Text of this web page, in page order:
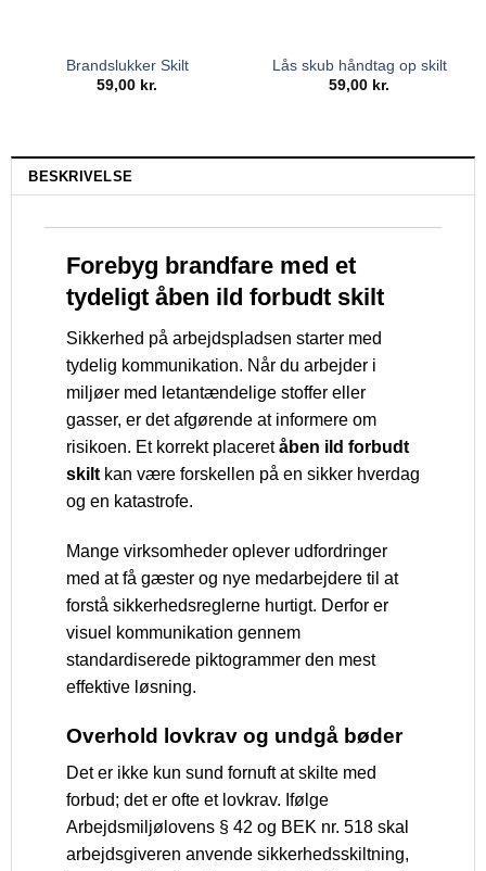
Brandslukker Skilt
59,00 kr.
Lås skub håndtag op skilt
59,00 kr.
BESKRIVELSE
Forebyg brandfare med et
tydeligt åben ild forbudt skilt
Sikkerhed på arbejdspladsen starter med
tydelig kommunikation. Når du arbejder i
miljøer med letantændelige stoffer eller
gasser, er det afgørende at informere om
risikoen. Et korrekt placeretåben ild forbudt
skilt kan være forskellen på en sikker hverdag
og en katastrofe.
Mange virksomheder oplever udfordringer
med at få gæster og nye medarbejdere til at
forstå sikkerhedsreglerne hurtigt. Derfor er
visuel kommunikation gennem
standardiserede piktogrammer den mest
effektive løsning.
Overhold lovkrav og undgå bøder
Det er ikke kun sund fornuft at skilte med
forbud; det er ofte et lovkrav. Ifølge
Arbejdsmiljølovens § 42 og BEK nr. 518 skal
arbejdsgiveren anvende sikkerhedsskiltning,